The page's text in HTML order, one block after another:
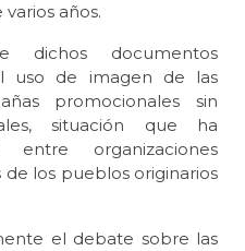
años.
dichos documentos
uso de imagen de las
promocionales sin
situación que ha
entre organizaciones
los pueblos originarios
el debate sobre las